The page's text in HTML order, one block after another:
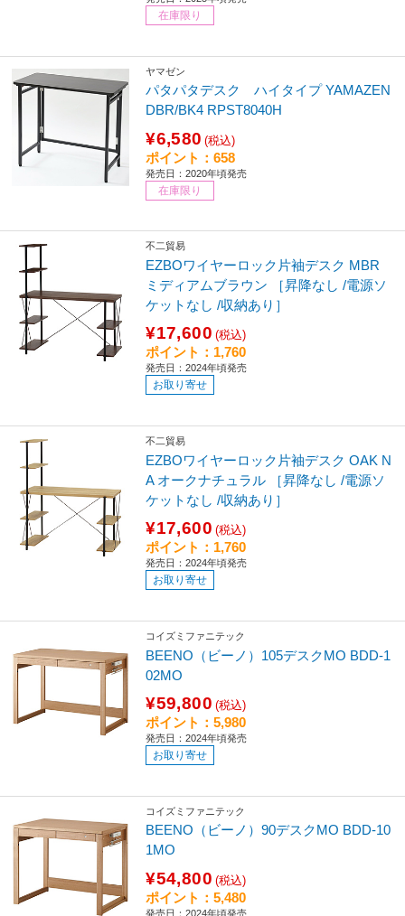
在庫限り
ヤマゼン
パタパタデスク ハイタイプ YAMAZEN
DBR/BK4 RPST8040H
¥6,580 (税込)
ポイント：658
発売日：2020年頃発売
在庫限り
不二貿易
EZBOワイヤーロック片袖デスク MBR
ミディアムブラウン ［昇降なし /電源ソ
ケットなし /収納あり］
¥17,600 (税込)
ポイント：1,760
発売日：2024年頃発売
お取り寄せ
不二貿易
EZBOワイヤーロック片袖デスク OAK N
A オークナチュラル ［昇降なし /電源ソ
ケットなし /収納あり］
¥17,600 (税込)
ポイント：1,760
発売日：2024年頃発売
お取り寄せ
コイズミファニテック
BEENO（ビーノ）105デスクMO BDD-1
02MO
¥59,800 (税込)
ポイント：5,980
発売日：2024年頃発売
お取り寄せ
コイズミファニテック
BEENO（ビーノ）90デスクMO BDD-10
1MO
¥54,800 (税込)
ポイント：5,480
発売日：2024年頃発売